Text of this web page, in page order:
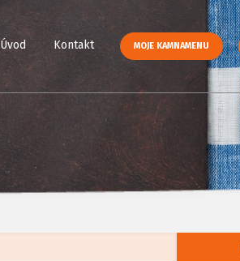
Úvod Kontakt MOJE KAMNAMENU